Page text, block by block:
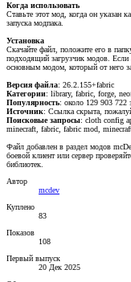
Когда использовать
Ставьте этот мод, когда он указан
запуска модпака.
Установка
Скачайте файл, положите его в
подходящий загрузчик модов. Если
основным модом, который от него
Версия файла: 26.2.155+fabric
Категории: library, fabric, forge,
Популярность: около 129 903 722
Источник: Ссылка скрыта,
Поисковые запросы: cloth config
minecraft, fabric, fabric mod,
Файл добавлен в раздел модов
боевой клиент или сервер
библиотек.
Автор
mcdev
Куплено
83
Показов
108
Первый выпуск
20 Дек 2025